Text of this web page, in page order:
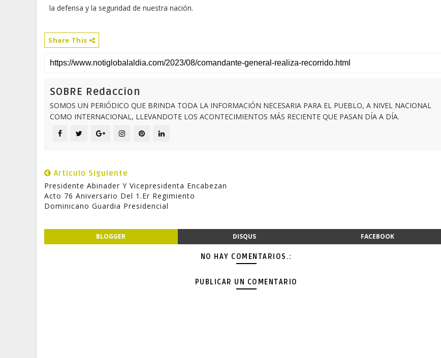
la defensa y la seguridad de nuestra nación.
Share This
SOBRE Redaccion
SOMOS UN PERIÓDICO QUE BRINDA TODA LA INFORMACIÓN NECESARIA PARA EL PUEBLO, A NIVEL NACIONAL
COMO INTERNACIONAL, LLEVANDOTE LOS ACONTECIMIENTOS MÁS RECIENTE QUE PASAN DÍA A DÍA.
Articulo Siguiente
Presidente Abinader Y Vicepresidenta Encabezan
Acto 76 Aniversario Del 1.er Regimiento
Dominicano Guardia Presidencial
BLOGGER DISQUS FACEBOOK
NO HAY COMENTARIOS.:
PUBLICAR UN COMENTARIO